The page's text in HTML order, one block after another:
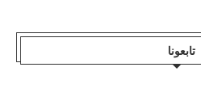
تابعونا